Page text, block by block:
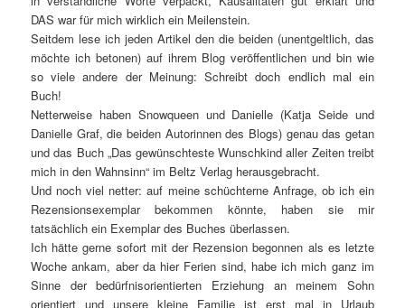
DAS war für mich wirklich ein Meilenstein.
Seitdem lese ich jeden Artikel den die beiden (unentgeltlich, das
möchte ich betonen) auf ihrem Blog veröffentlichen und bin wie
so viele andere der Meinung: Schreibt doch endlich mal ein
Buch!
Netterweise haben Snowqueen und Danielle (Katja Seide und
Danielle Graf, die beiden Autorinnen des Blogs) genau das getan
und das Buch „Das gewünschteste Wunschkind aller Zeiten treibt
mich in den Wahnsinn“ im Beltz Verlag herausgebracht.
Und noch viel netter: auf meine schüchterne Anfrage, ob ich ein
Rezensionsexemplar bekommen könnte, haben sie mir
tatsächlich ein Exemplar des Buches überlassen.
Ich hätte gerne sofort mit der Rezension begonnen als es letzte
Woche ankam, aber da hier Ferien sind, habe ich mich ganz im
Sinne der bedürfnisorientierten Erziehung an meinem Sohn
orientiert und unsere kleine Familie ist erst mal in Urlaub